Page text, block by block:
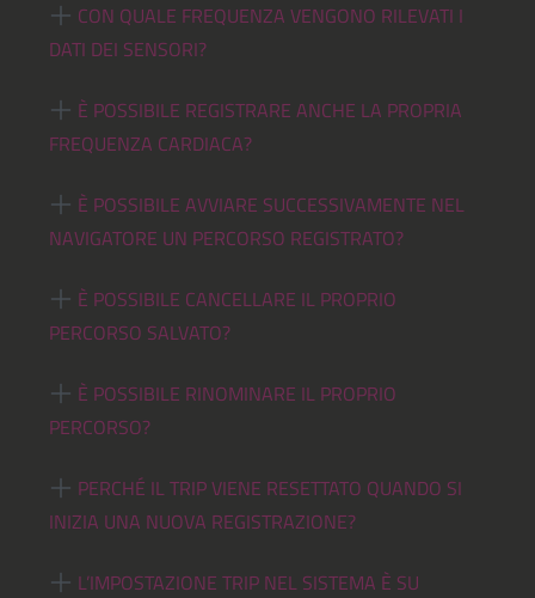
CON QUALE FREQUENZA VENGONO RILEVATI I
DATI DEI SENSORI?
È POSSIBILE REGISTRARE ANCHE LA PROPRIA
FREQUENZA CARDIACA?
È POSSIBILE AVVIARE SUCCESSIVAMENTE NEL
NAVIGATORE UN PERCORSO REGISTRATO?
È POSSIBILE CANCELLARE IL PROPRIO
PERCORSO SALVATO?
È POSSIBILE RINOMINARE IL PROPRIO
PERCORSO?
PERCHÉ IL TRIP VIENE RESETTATO QUANDO SI
INIZIA UNA NUOVA REGISTRAZIONE?
L’IMPOSTAZIONE TRIP NEL SISTEMA È SU